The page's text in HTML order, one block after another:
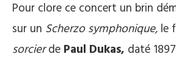
Pour clore ce concert un brin
sur un Scherzo symphonique, le
sorcierde Paul Dukas, daté